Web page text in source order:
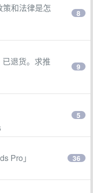
和法律是怎
8
退货。求推
9
5
Pro」 36